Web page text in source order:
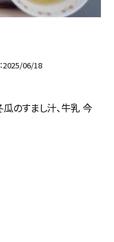
2025/06/18
瓜のすまし汁、牛乳 今